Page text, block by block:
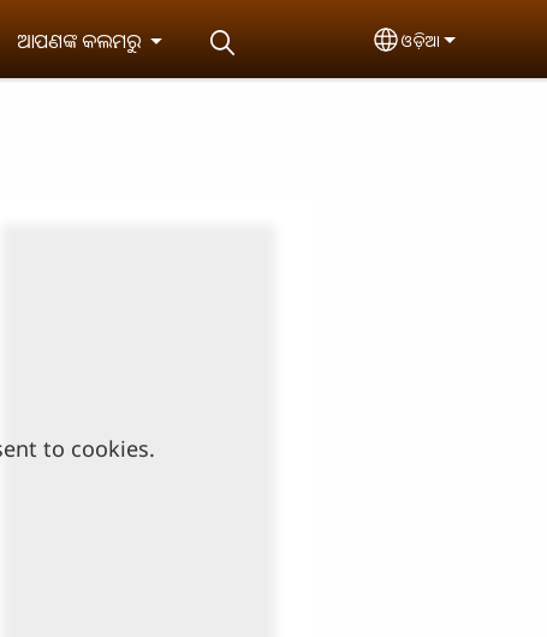
ଆପଣଙ୍କ କଲମରୁ Select your
ଓଡ଼ିଆ
to cookies.